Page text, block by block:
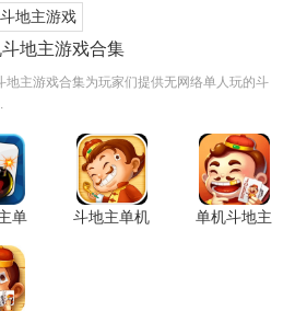
地主游戏
地主游戏合集
地主游戏合集为玩家们提供无网络单人玩的斗
单
无
斗地主单机
单机斗地主